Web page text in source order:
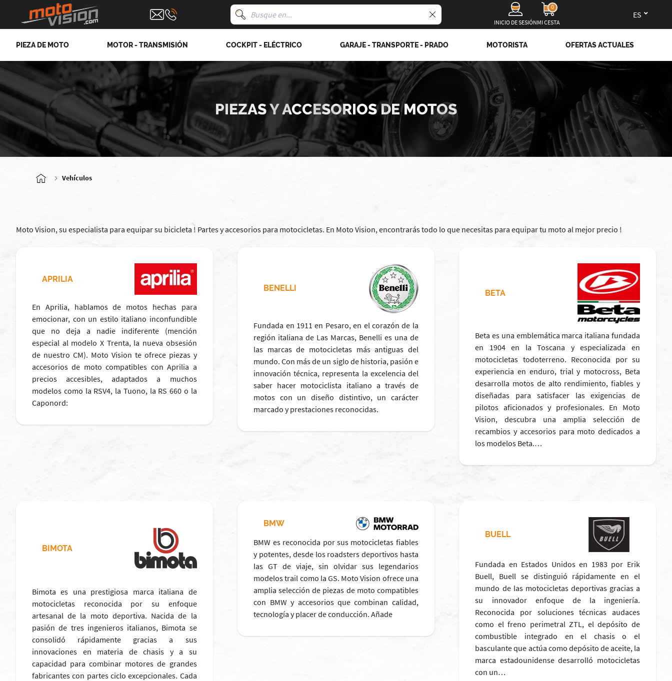
INICIO DE SESIÓN
0
MI CESTA
PIEZA DE MOTO MOTOR - TRANSMISIÓN COCKPIT - ELÉCTRICO GARAJE - TRANSPORTE - PRADO MOTORISTA OFERTAS ACTUALES
PIEZAS Y ACCESORIOS DE MOTOS
Vehículos
Moto Vision, su especialista para equipar su bicicleta ! Partes y accesorios para motocicletas. En Moto Vision, encontrarás todo lo que necesitas para equipar tu moto al mejor precio !
APRILIA
En Aprilia, hablamos de motos hechas para
emocionar, con un estilo italiano inconfundible
que no deja a nadie indiferente (mención
especial al modelo X Trenta, la nueva obsesión
de nuestro CM). Moto Vision te ofrece piezas y
accesorios de moto compatibles con Aprilia a
precios accesibles, adaptados a muchos
modelos como la RSV4, la Tuono, la RS 660 o la
Caponord:
BENELLI
Fundada en 1911 en Pesaro, en el corazón de la
región italiana de Las Marcas, Benelli es una de
las marcas de motocicletas más antiguas del
mundo. Con más de un siglo de historia, pasión e
innovación técnica, representa la excelencia del
saber hacer motociclista italiano a través de
motos con un diseño distintivo, un carácter
marcado y prestaciones reconocidas.
BETA
Beta es una emblemática marca italiana fundada
en 1904 en la Toscana y especializada en
motocicletas todoterreno. Reconocida por su
experiencia en enduro, trial y motocross, Beta
desarrolla motos de alto rendimiento, fiables y
diseñadas para satisfacer las exigencias de
pilotos aficionados y profesionales. En Moto
Vision, descubra una amplia selección de
recambios y accesorios para moto dedicados a
los modelos Beta.…
BIMOTA
Bimota es una prestigiosa marca italiana de
motocicletas reconocida por su enfoque
artesanal de la moto deportiva. Nacida de la
pasión de tres ingenieros italianos, Bimota se
consolidó rápidamente gracias a sus
innovaciones en materia de chasis y a su
capacidad para combinar motores de grandes
fabricantes con partes ciclo excepcionales. Cada
BMW
BMW es reconocida por sus motocicletas fiables
y potentes, desde los roadsters deportivos hasta
las GT de viaje, sin olvidar sus legendarios
modelos trail como la GS. Moto Vision ofrece una
amplia selección de piezas de moto compatibles
con BMW y accesorios que combinan calidad,
tecnología y placer de conducción. Añade
BUELL
Fundada en Estados Unidos en 1983 por Erik
Buell, Buell se distinguió rápidamente en el
mundo de las motocicletas deportivas gracias a
su innovador enfoque de la ingeniería.
Reconocida por soluciones técnicas audaces
como el freno perimetral ZTL, el depósito de
combustible integrado en el chasis o el
basculante que actúa como depósito de aceite, la
marca estadounidense desarrolló motocicletas
con un…